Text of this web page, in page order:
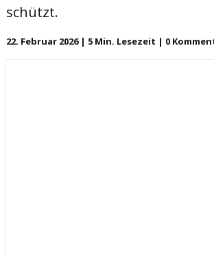
schützt.
22. Februar 2026 | 5 Min. Lesezeit | 0